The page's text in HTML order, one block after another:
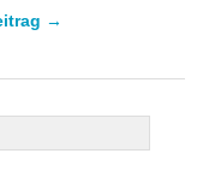
→